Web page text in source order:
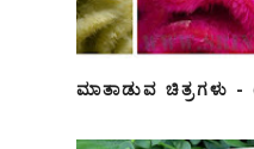
ಮಾತಾಡುವ ಚಿತ್ರಗಳು -